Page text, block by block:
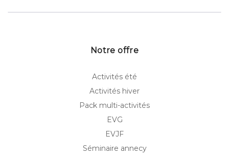
Notre offre
Activités été
Activités hiver
Pack multi-activités
EVG
EVJF
Séminaire annecy